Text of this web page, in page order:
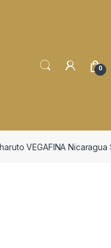
0
VEGAFINA